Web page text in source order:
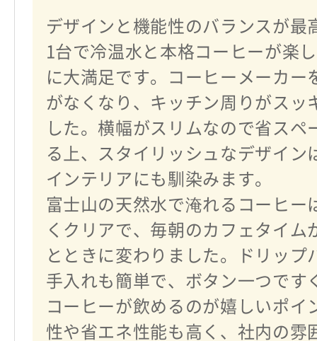
デザインと機能性のバランスが最
1台で冷温水と本格コーヒーが楽
に大満足です。コーヒーメーカー
がなくなり、キッチン周りがスッ
した。横幅がスリムなので省スペ
る上、スタイリッシュなデザイン
インテリアにも馴染みます。
富士山の天然水で淹れるコーヒー
くクリアで、毎朝のカフェタイム
とときに変わりました。ドリップ
手入れも簡単で、ボタン一つです
コーヒーが飲めるのが嬉しいポイ
性や省エネ性能も高く、社内の雰